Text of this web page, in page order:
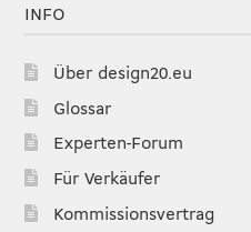
INFO
Über design20.eu
Glossar
Experten-Forum
Für Verkäufer
Kommissionsvertrag